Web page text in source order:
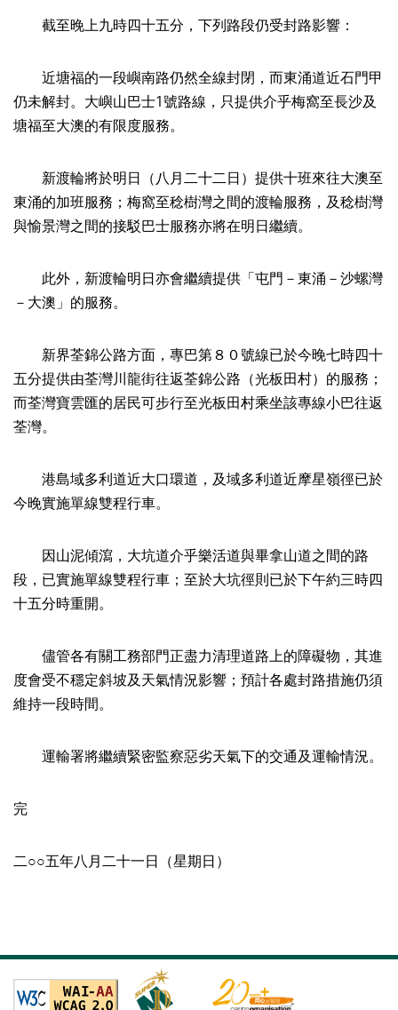
截至晚上九時四十五分，下列路段仍受封路影響：
近塘福的一段嶼南路仍然全線封閉，而東涌道近石門甲
仍未解封。大嶼山巴士1號路線，只提供介乎梅窩至長沙及
塘福至大澳的有限度服務。
新渡輪將於明日（八月二十二日）提供十班來往大澳至
東涌的加班服務；梅窩至稔樹灣之間的渡輪服務，及稔樹灣
與愉景灣之間的接駁巴士服務亦將在明日繼續。
此外，新渡輪明日亦會繼續提供「屯門－東涌－沙螺灣
－大澳」的服務。
新界荃錦公路方面，專巴第８０號線已於今晚七時四十
五分提供由荃灣川龍街往返荃錦公路（光板田村）的服務；
而荃灣寶雲匯的居民可步行至光板田村乘坐該專線小巴往返
荃灣。
港島域多利道近大口環道，及域多利道近摩星嶺徑已於
今晚實施單線雙程行車。
因山泥傾瀉，大坑道介乎樂活道與畢拿山道之間的路
段，已實施單線雙程行車；至於大坑徑則已於下午約三時四
十五分時重開。
儘管各有關工務部門正盡力清理道路上的障礙物，其進
度會受不穩定斜坡及天氣情況影響；預計各處封路措施仍須
維持一段時間。
運輸署將繼續緊密監察惡劣天氣下的交通及運輸情況。
完
二○○五年八月二十一日（星期日）